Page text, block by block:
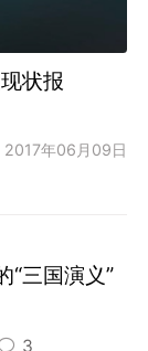
状报
2017年06月09日
“三国演义”
3